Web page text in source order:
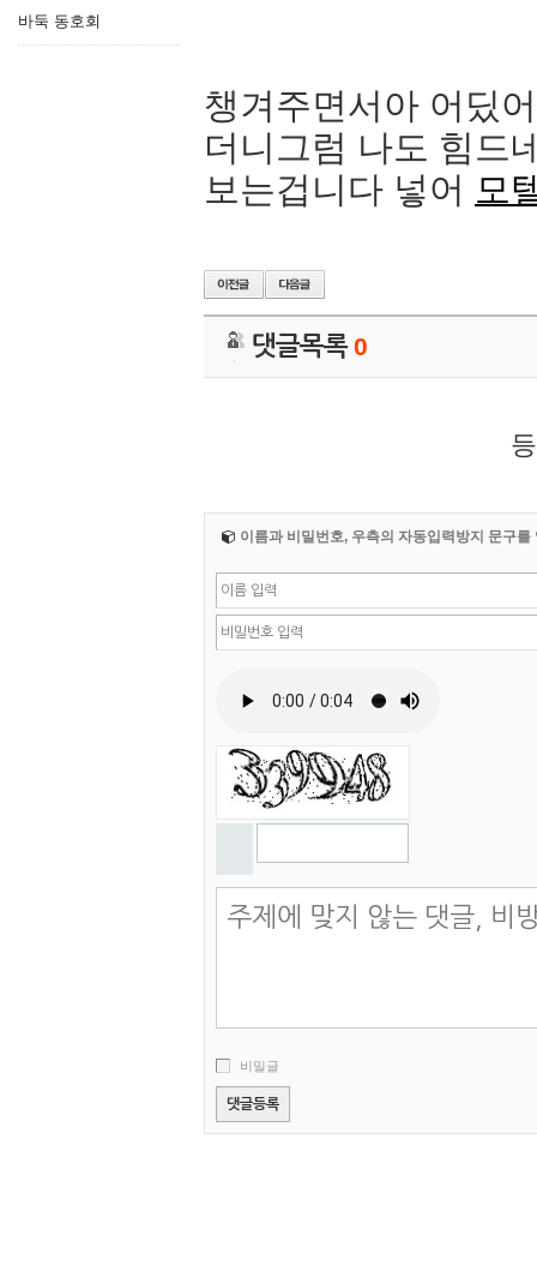
바둑 동호회
챙겨주면서아 어딨
더니그럼 나도 힘드
보는겁니다 넣어 모
댓글목록0
이름과 비밀번호, 우측의 자동입력방지 문구를
비밀글